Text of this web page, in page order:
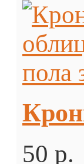
50 p.